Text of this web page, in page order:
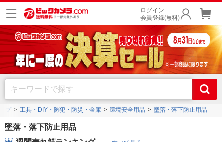
ログイン
会員登録(無料)
プ 工具・DIY・防犯・防災・金庫 環境安全用品 墜落・落下防止用品
墜落・落下防止用品